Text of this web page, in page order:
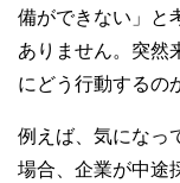
備ができない」と
ありません。突然
にどう行動するの
例えば、気になっ
場合、企業が中途